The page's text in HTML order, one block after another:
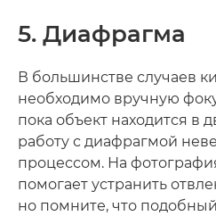
5. Диафрагма
В большинстве случаев
необходимо вручную
пока объект находится в
работу с диафрагмой
процессом. На
помогает устранить
но помните, что